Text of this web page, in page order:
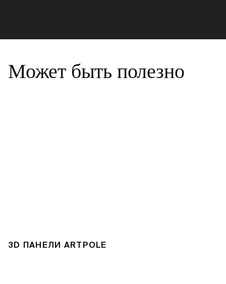
Может быть полезно
3D ПАНЕЛИ ARTPOLE